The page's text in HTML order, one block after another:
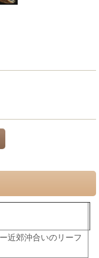
近郊沖合いのリーフ